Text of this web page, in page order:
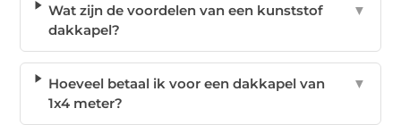
Wat zijn de voordelen van een kunststof
dakkapel?
▼
Hoeveel betaal ik voor een dakkapel van
1x4 meter?
▼